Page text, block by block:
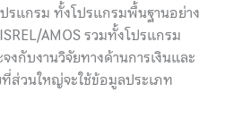
รแกรม ทั้งโปรแกรมพื้นฐานอย่าง
AMOS รวมทั้งโปรแกรม
จงกับงานวิจัยทางด้านการเงินและ
ส่วนใหญ่จะใช้ข้อมูลประเภท